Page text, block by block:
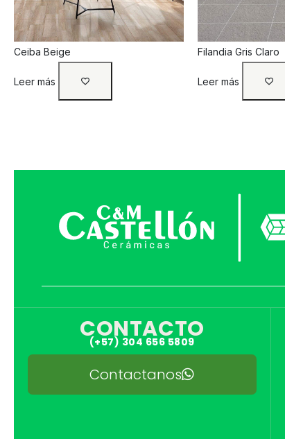
Ceiba Beige
Leer más
Filandia Gris Claro
Leer más
CONTACTO
(+57) 304 656 5809
Contactanos